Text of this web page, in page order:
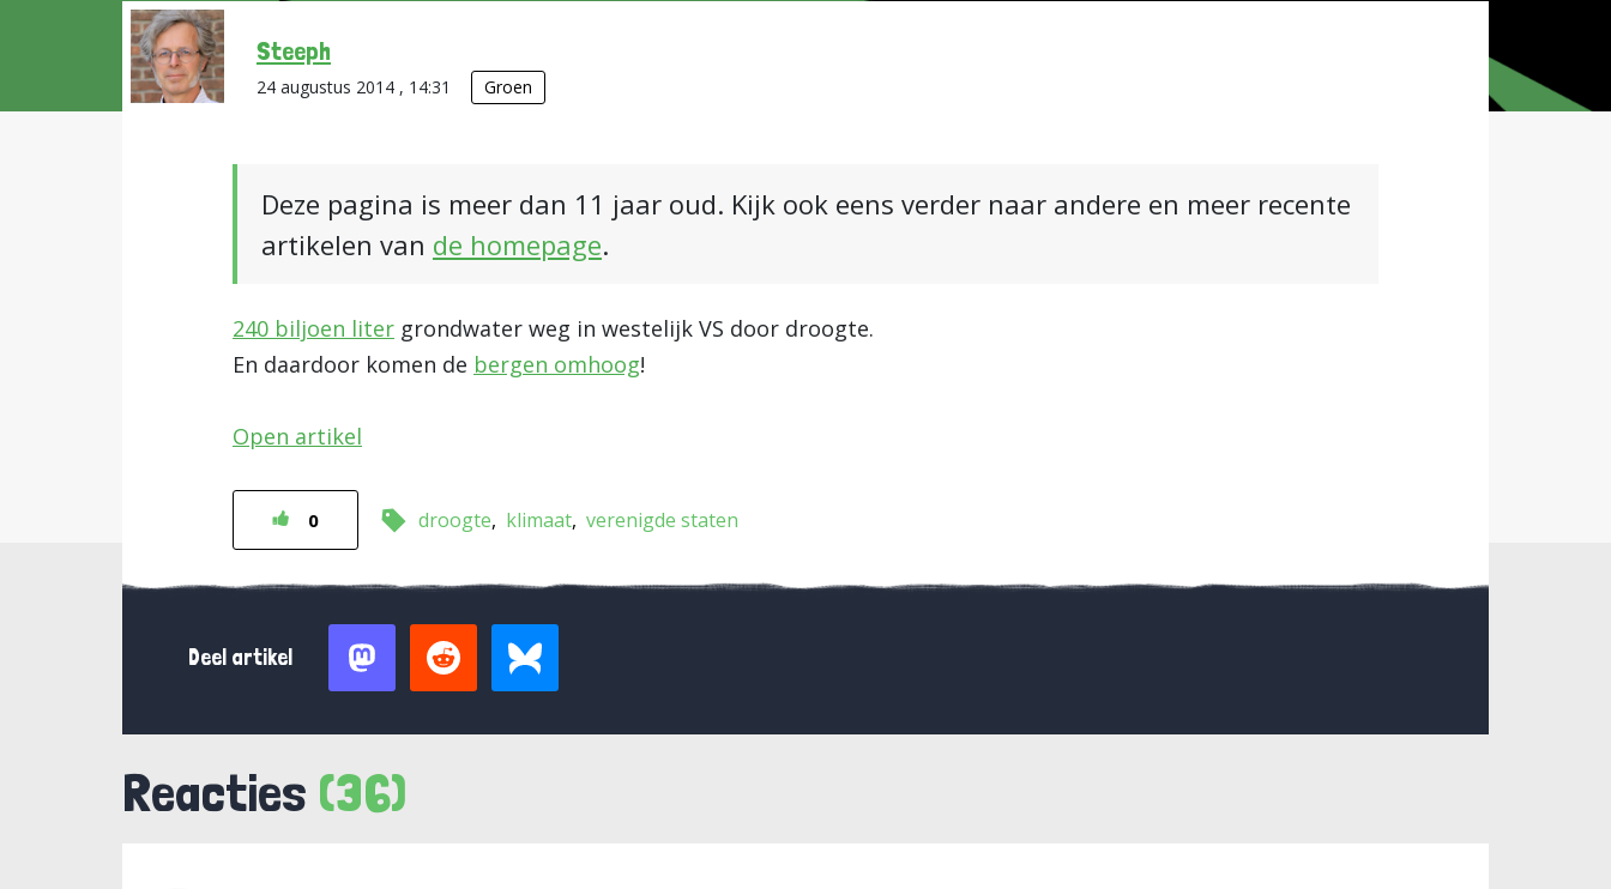
Steeph
24 augustus 2014 , 14:31 Groen
Deze pagina is meer dan 11 jaar oud. Kijk ook eens verder naar andere en meer recente
artikelen van de homepage.
240 biljoen liter grondwater weg in westelijk VS door droogte.
En daardoor komen de bergen omhoog!
Open artikel
0 droogte klimaat verenigde staten
Deel artikel
Reacties (36)